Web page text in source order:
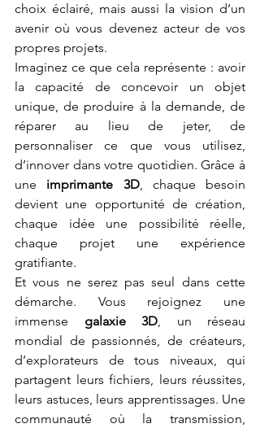
choix éclairé, mais aussi la vision d’un
avenir où vous devenez acteur de vos
propres projets.
Imaginez ce que cela représente : avoir
la capacité de concevoir un objet
unique, de produire à la demande, de
réparer au lieu de jeter, de
personnaliser ce que vous utilisez,
d’innover dans votre quotidien. Grâce à
une imprimante 3D, chaque besoin
devient une opportunité de création,
chaque idée une possibilité réelle,
chaque projet une expérience
gratifiante.
Et vous ne serez pas seul dans cette
démarche. Vous rejoignez une
immense galaxie 3D, un réseau
mondial de passionnés, de créateurs,
d’explorateurs de tous niveaux, qui
partagent leurs fichiers, leurs réussites,
leurs astuces, leurs apprentissages. Une
communauté où la transmission,